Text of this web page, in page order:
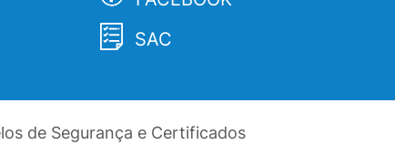
SAC
de Segurança e Certificados